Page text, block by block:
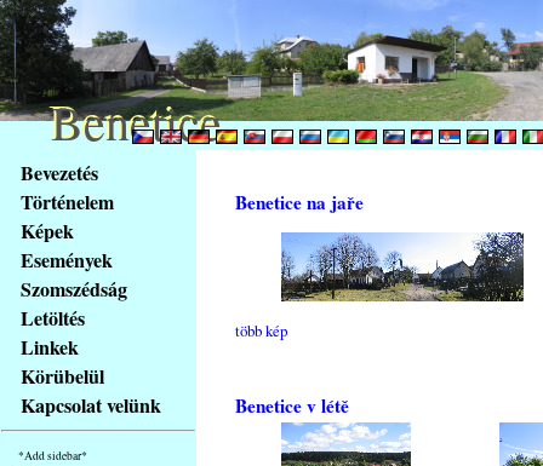
obsah
stránky
Klávesové
zkratky
tomto
webu
základní
Hlavní
strana
Bevezetés
Történelem
Képek
Események
Szomszédság
Letöltés
Linkek
Körübelül
Kapcsolat velünk
*Add sidebar*
Benetice na jaře
több kép
Benetice v létě
Benetice
Benetice